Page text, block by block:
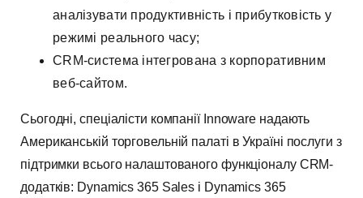
аналізувати продуктивність і прибутковість у
режимі реального часу;
СRM-система інтегрована з корпоративним
веб-сайтом.
Сьогодні, спеціалісти компанії Innowarе надають
Американській торговельній палаті в Україні послуги з
підтримки всього налаштованого функціоналу CRM-
додатків: Dynamics 365 Sales і Dynamics 365